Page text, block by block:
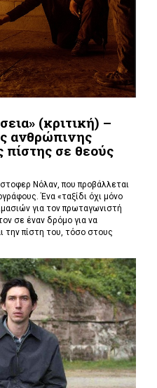
(κριτική) –
ανθρώπινης
πίστης σε θεούς
Νόλαν,που προβάλλεται
Ένα «ταξίδι όχι μόνο
για τον πρωταγωνιστή
σε έναν δρόμο για να
την πίστη του, τόσο στους